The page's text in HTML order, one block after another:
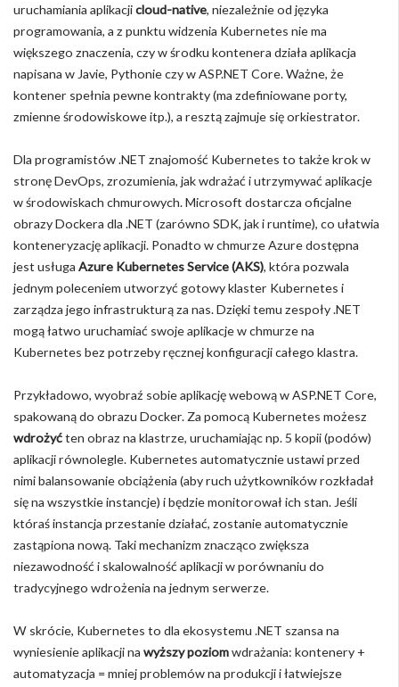
uruchamiania aplikacjicloud-native, niezależnie od języka
programowania, a z punktu widzenia Kubernetes nie ma
większego znaczenia, czy w środku kontenera działa aplikacja
napisana w Javie, Pythonie czy w ASP.NET Core. Ważne, że
kontener spełnia pewne kontrakty (ma zdefiniowane porty,
zmienne środowiskowe itp.), a resztą zajmuje się orkiestrator.
Dla programistów .NET znajomość Kubernetes to także krok w
stronę DevOps, zrozumienia, jak wdrażać i utrzymywać aplikacje
w środowiskach chmurowych. Microsoft dostarcza oficjalne
obrazy Dockera dla .NET (zarówno SDK, jak i runtime), co ułatwia
konteneryzację aplikacji. Ponadto w chmurze Azure dostępna
jest usługa Azure Kubernetes Service (AKS), która pozwala
jednym poleceniem utworzyć gotowy klaster Kubernetes i
zarządza jego infrastrukturą za nas. Dzięki temu zespoły .NET
mogą łatwo uruchamiać swoje aplikacje w chmurze na
Kubernetes bez potrzeby ręcznej konfiguracji całego klastra.
Przykładowo, wyobraź sobie aplikację webową w ASP.NET Core,
spakowaną do obrazu Docker. Za pomocą Kubernetes możesz
wdrożyćten obraz na klastrze, uruchamiając np. 5 kopii (podów)
aplikacji równolegle. Kubernetes automatycznie ustawi przed
nimi balansowanie obciążenia (aby ruch użytkowników rozkładał
się na wszystkie instancje) i będzie monitorował ich stan. Jeśli
któraś instancja przestanie działać, zostanie automatycznie
zastąpiona nową. Taki mechanizm znacząco zwiększa
niezawodność i skalowalność aplikacji w porównaniu do
tradycyjnego wdrożenia na jednym serwerze.
W skrócie, Kubernetes to dla ekosystemu .NET szansa na
wyniesienie aplikacji na wyższy poziomwdrażania: kontenery +
automatyzacja = mniej problemów na produkcji i łatwiejsze